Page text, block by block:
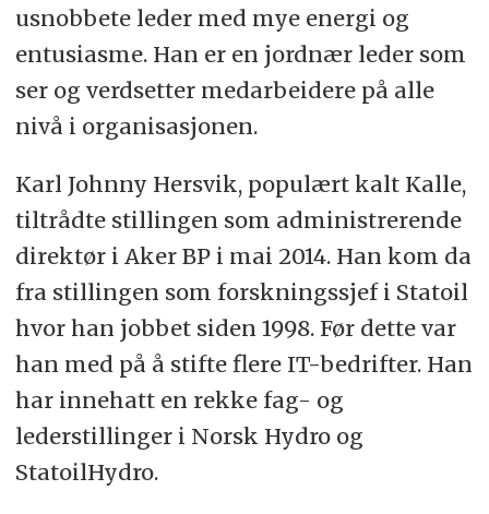
usnobbete leder med mye energi og
entusiasme. Han er en jordnær leder som
ser og verdsetter medarbeidere på alle
nivå i organisasjonen.
Karl Johnny Hersvik, populært kalt Kalle,
tiltrådte stillingen som administrerende
direktør i Aker BP i mai 2014. Han kom da
fra stillingen som forskningssjef i Statoil
hvor han jobbet siden 1998. Før dette var
han med på å stifte flere IT-bedrifter. Han
har innehatt en rekke fag- og
lederstillinger i Norsk Hydro og
StatoilHydro.